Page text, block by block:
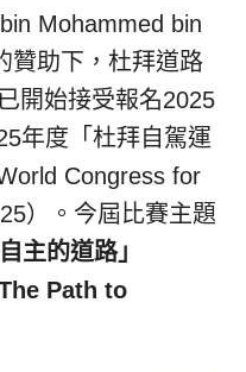
Mohammed bin
贊助下，杜拜道路
開始接受報名2025
年度「杜拜自駕運
Congress for
）。今屆比賽主題
主的道路」
Path to